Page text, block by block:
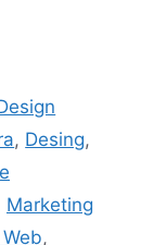
, Desing,
Marketing
,